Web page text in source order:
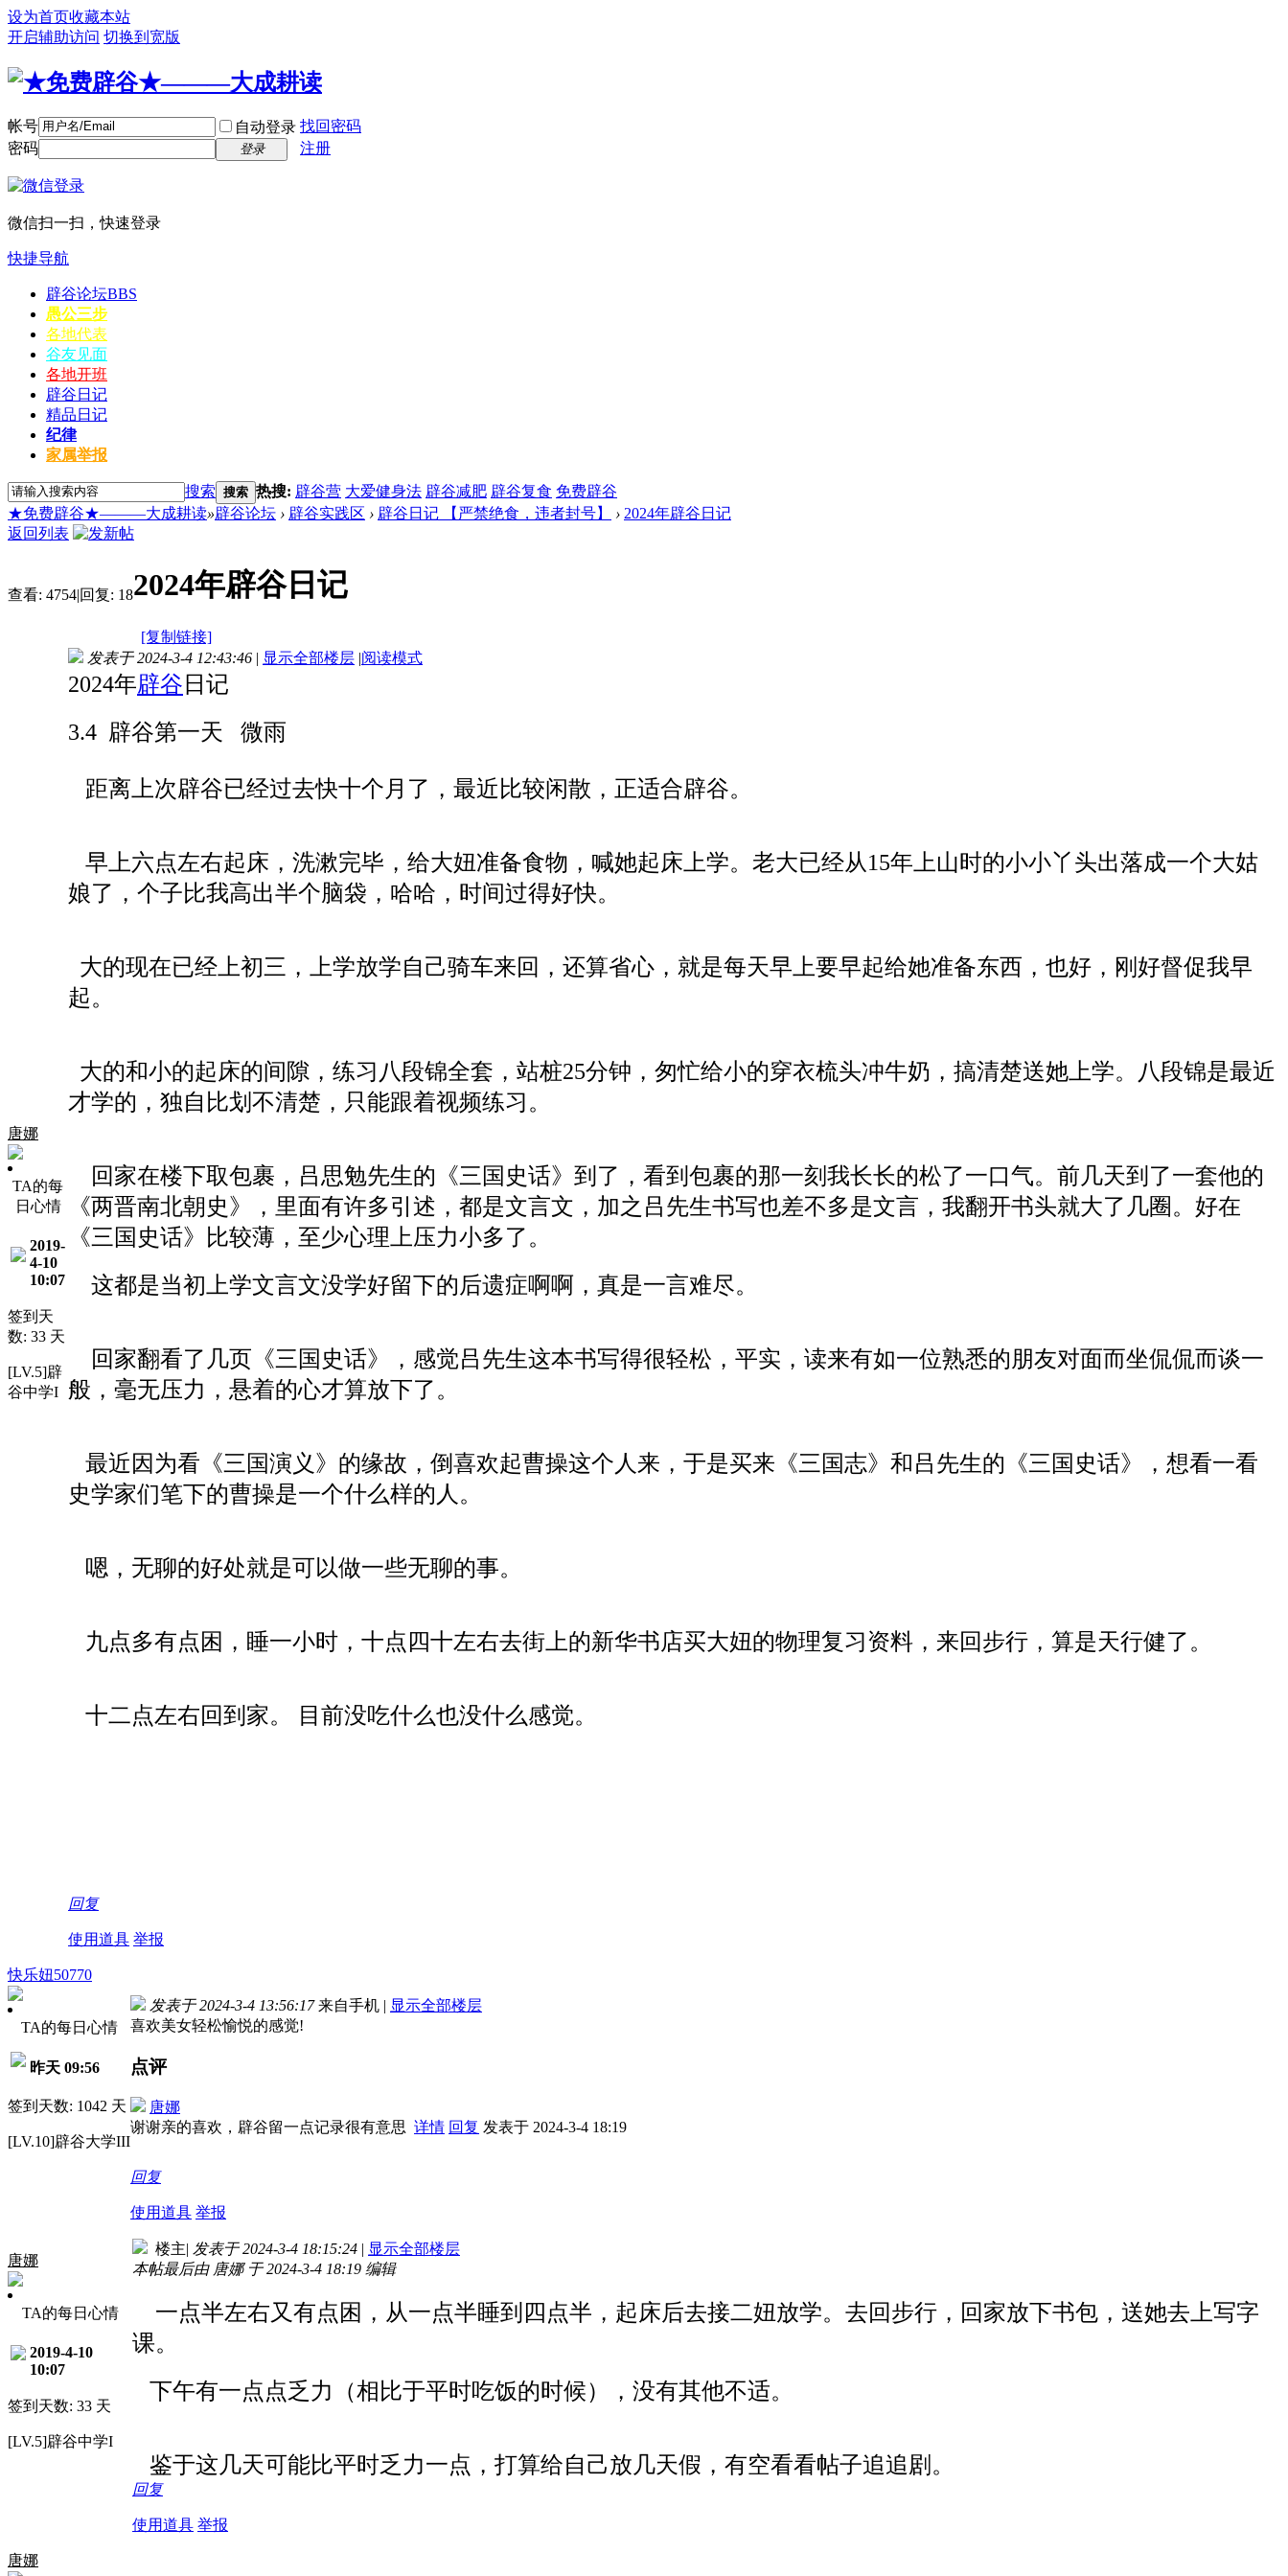
设为首页收藏本站
开启辅助访问 切换到宽版
帐号 自动登录 找回密码
密码
登录 注册
微信扫一扫，快速登录
快捷导航
辟谷论坛BBS
愚公三步
各地代表
谷友见面
各地开班
辟谷日记
精品日记
纪律
家属举报
搜索 搜索 热搜: 辟谷营 大爱健身法 辟谷减肥 辟谷复食 免费辟谷
★免费辟谷★———大成耕读»辟谷论坛 › 辟谷实践区 › 辟谷日记 【严禁绝食，违者封号】 › 2024年辟谷日记
返回列表
查看: 4754|回复: 182024年辟谷日记
[复制链接]
唐娜
TA的每
日心情
2019-
4-10
10:07
签到天
数: 33 天
[LV.5]辟
谷中学I
发表于 2024-3-4 12:43:46 | 显示全部楼层 |阅读模式
2024年辟谷 日记
3.4 辟谷第一天 微雨
距离上次辟谷已经过去快十个月 了 ，最近比较闲散，正适合辟谷。
早上六点左右起床，洗漱完毕，给大妞准备食物，喊她起床上学。老大已经从15年上山时的小小丫头出落成一个大姑
娘了 ，个子比我高出半个脑袋，哈哈，时间过得好快。
大的现在已经上初三，上学放学自己骑车来回，还算省心，就是每天早上要早起给她准备东西，也好，刚好督促我早
起。
大的和小的起床的间隙，练习八段锦全套，站桩25分钟，匆忙给小的穿衣梳头冲牛奶，搞清楚送她上学。八段锦是最近
才学的，独自比划不清楚，只能跟着视频练习。
回家在楼下取包裹，吕思勉先生的《三国史话》到了，看到包裹的那一刻我长长的松了一口气。前几天到了一套他的
《两晋南北朝史》，里面有许多引述，都是文言文，加之吕先生书写也差不多是文言，我翻开书头就大了几圈。好在
《三国史话》比较薄，至少心理上压力小多了。
这都是当初上学文言文没学好留下的后遗症啊啊 ，真是一言难尽。
回家翻看了几页《三国史话》，感觉吕先生这本书写得很轻松，平实，读来有如一位熟悉的朋友对面而坐侃侃而谈一
般，毫无压力，悬着的心才算放下了。
最近因为看《三国演义》的缘故，倒喜欢起曹操这个人来，于是买来《三国志》和吕先生的《三国史话》，想看一看
史学家们笔下的曹操是一个什么样的人。
嗯，无聊的好处就是可以做一些无聊的事。
九点多有点困，睡一小时，十点四十左右去街上的新华书店买大妞的物理复习资料，来回步行，算是天行健了。
十二点左右回到家。 目前没吃什么也没什么感觉。
回复
使用道具 举报
快乐妞50770
TA的每日心情
昨天 09:56
签到天数: 1042 天
[LV.10]辟谷大学III
发表于 2024-3-4 13:56:17 来自手机 | 显示全部楼层
喜欢美女轻松愉悦的感觉!
点评
唐娜
谢谢亲的喜欢，辟谷留一点记录很有意思 详情 回复 发表于 2024-3-4 18:19
回复
使用道具 举报
唐娜
TA的每日心情
2019-4-10
10:07
签到天数: 33 天
[LV.5]辟谷中学I
楼主| 发表于 2024-3-4 18:15:24 | 显示全部楼层
本帖最后由 唐娜 于 2024-3-4 18:19 编辑
一点半左右又有点困，从一点半睡到四点半，起床后去接二妞放学。去回步行，回家放下书包，送她去上写字
课。
下午有一点点乏力（相比于平时吃饭的时候），没有其他不适。
鉴于这几天可能比平时乏力一点，打算给自己放几天假，有空看看帖子追追剧。
回复
使用道具 举报
唐娜